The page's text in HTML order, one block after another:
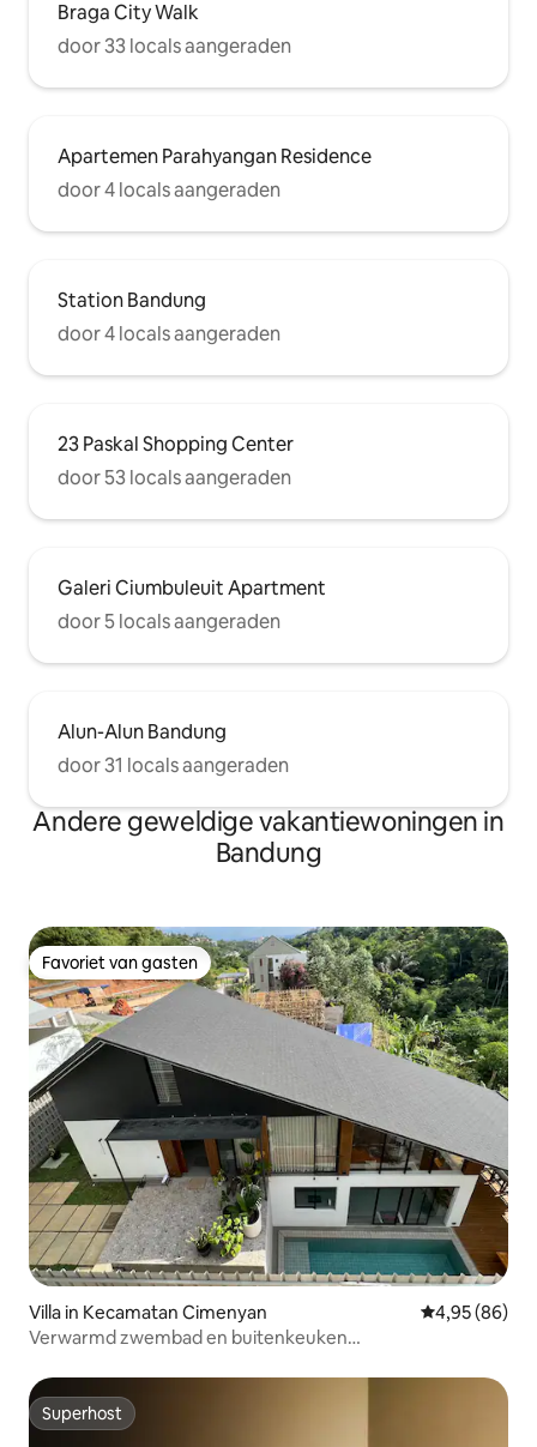
Braga City Walk
door 33 locals aangeraden
Apartemen Parahyangan Residence
door 4 locals aangeraden
Station Bandung
door 4 locals aangeraden
23 Paskal Shopping Center
door 53 locals aangeraden
Galeri Ciumbuleuit Apartment
door 5 locals aangeraden
Alun-Alun Bandung
door 31 locals aangeraden
Andere geweldige vakantiewoningen in
Bandung
Favoriet van gasten
Favoriet van gasten
Villa in Kecamatan Cimenyan Gemiddelde
4,95 (86)
Verwarmd zwembad en buitenkeuken
Superhost
Superhost